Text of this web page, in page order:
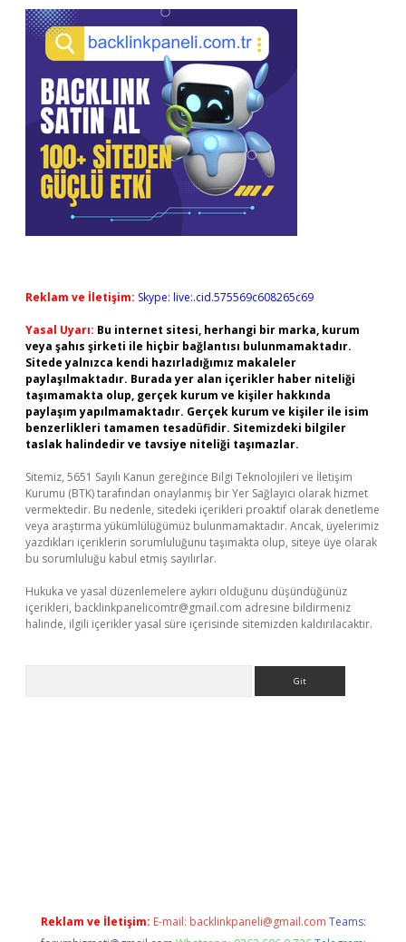
Reklam ve İletişim: Skype: live:.cid.575569c608265c69
Yasal Uyarı: Bu internet sitesi, herhangi bir marka, kurum
veya şahıs şirketi ile hiçbir bağlantısı bulunmamaktadır.
Sitede yalnızca kendi hazırladığımız makaleler
paylaşılmaktadır. Burada yer alan içerikler haber niteliği
taşımamakta olup, gerçek kurum ve kişiler hakkında
paylaşım yapılmamaktadır. Gerçek kurum ve kişiler ile isim
benzerlikleri tamamen tesadüfidir. Sitemizdeki bilgiler
taslak halindedir ve tavsiye niteliği taşımazlar.
Sitemiz, 5651 Sayılı Kanun gereğince Bilgi Teknolojileri ve İletişim
Kurumu (BTK) tarafından onaylanmış bir Yer Sağlayıcı olarak hizmet
vermektedir. Bu nedenle, sitedeki içerikleri proaktif olarak denetleme
veya araştırma yükümlülüğümüz bulunmamaktadır. Ancak, üyelerimiz
yazdıkları içeriklerin sorumluluğunu taşımakta olup, siteye üye olarak
bu sorumluluğu kabul etmiş sayılırlar.
Hukuka ve yasal düzenlemelere aykırı olduğunu düşündüğünüz
içerikleri, backlinkpanelicomtr@gmail.com adresine bildirmeniz
halinde, ilgili içerikler yasal süre içerisinde sitemizden kaldırılacaktır.
Reklam ve İletişim: E-mail: backlinkpaneli@gmail.com Teams: